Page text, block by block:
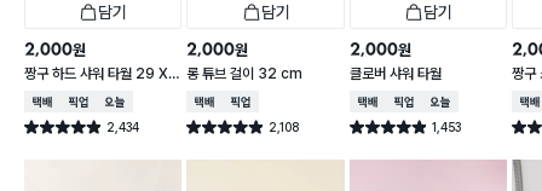
담기
2,000원
짱구 하드 샤워 타월 29 X
95 cm
택배배송매장픽업오늘배송
별점 4.9점 2,434
건 작성
담기
2,000원
롱 튜브 걸이 32 cm
택배배송매장픽업
별점 4.9점 2,108
건 작성
담기
2,000원
클로버 샤워 타월
택배배송매장픽업오늘배송
별점 4.9점 1,453
건 작성
짱구
X
택배
별점